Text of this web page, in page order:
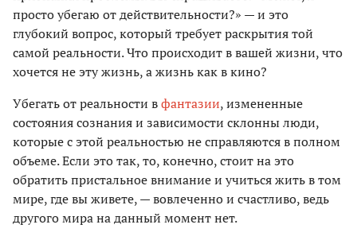
просто убегаю от действительности?» — и это
глубокий вопрос, который требует раскрытия той
самой реальности. Что происходит в вашей жизни, что
хочется не эту жизнь, а жизнь как в кино?
Убегать от реальности вфантазии, измененные
состояния сознания и зависимости склонны люди,
которые с этой реальностью не справляются в полном
объеме. Если это так, то, конечно, стоит на это
обратить пристальное внимание и учиться жить в том
мире, где вы живете, — вовлеченно и счастливо, ведь
другого мира на данный момент нет.